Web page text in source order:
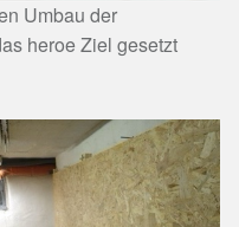
Umbau der
heroe Ziel gesetzt